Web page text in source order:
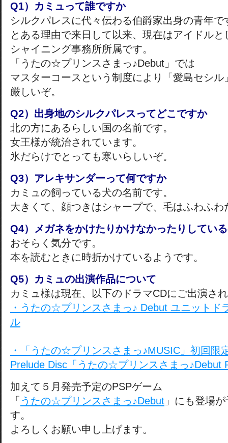
Q1）カミュって誰ですか
シルクパレスに代々伝わる伯爵家出身の青年で
とある理由で来日して以来、現在はアイドルと
シャイニング事務所所属です。
「うたの☆プリンスさまっ♪Debut」では
マスターコースという制度により「愛島セシ
厳しいぞ。
Q2）出身地のシルクパレスってどこですか
北の方にあるらしい国の名前です。
女王様が統治されています。
氷だらけでとっても寒いらしいぞ。
Q3）アレキサンダーって何ですか
カミュの飼っている犬の名前です。
大きくて、顔つきはシャープで、毛はふわふわ
Q4）メガネをかけたりかけなかったりしてい
おそらく気分です。
本を読むときに時折かけているようです。
Q5）カミュの出演作品について
カミュ様は現在、以下のドラマCDにご出演さ
・うたの☆プリンスさまっ♪ Debut ユニットド
ル
・「うたの☆プリンスさまっ♪MUSIC」初回限
Prelude Disc「うたの☆プリンスさまっ♪Debut
加えて５月発売予定のPSPゲーム
「 うたの☆プリンスさまっ♪Debut 」にも登場
す。
よろしくお願い申し上げます。